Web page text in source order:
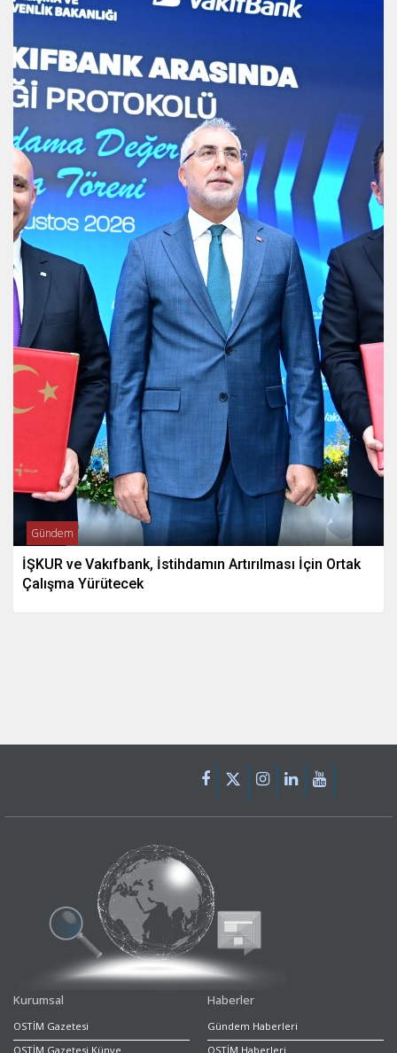
Gündem
İŞKUR ve Vakıfbank, İstihdamın Artırılması İçin Ortak
Çalışma Yürütecek
Kurumsal
OSTİM Gazetesi
OSTİM Gazetesi Künye
Haberler
Gündem Haberleri
OSTİM Haberleri